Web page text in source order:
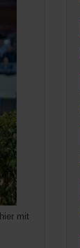
mit